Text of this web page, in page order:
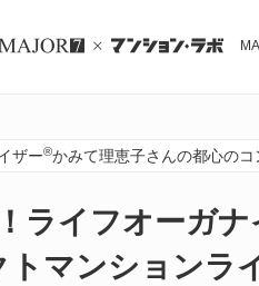
ザー®かみて理恵子さんの都心の
ライフオーガナ
トマンションラ